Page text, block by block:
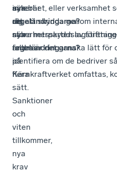
nya
regeländringarna?
innebär
att
ändras
på
flera
sätt.
Sanktioner
och
viten
tillkommer,
nya
krav
av
de
nya
regeländringarna?
säkerhet, eller verksamhet
sig att skydda genom
stora merparten av
fallen är det ganska lätt för
identifiera om de bedriver
Kärnkraftverket omfattas,